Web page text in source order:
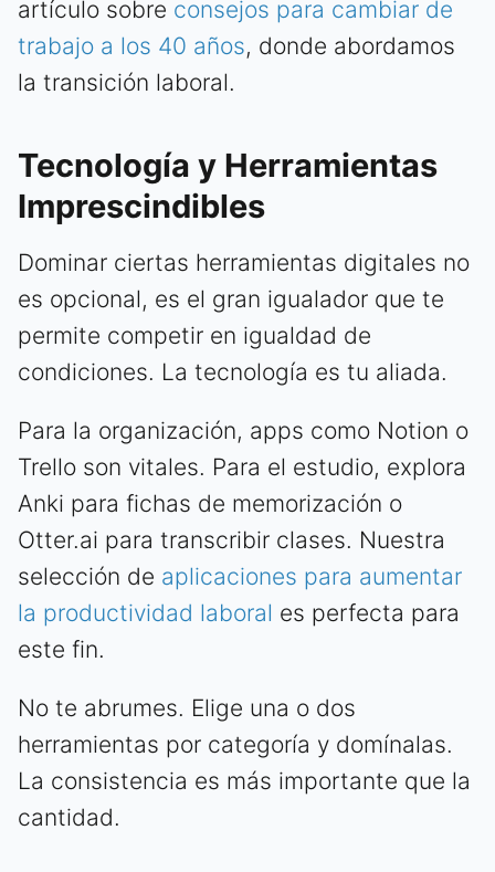
artículo sobre consejos para cambiar de
trabajo a los 40 años, donde abordamos
la transición laboral.
Tecnología y Herramientas
Imprescindibles
Dominar ciertas herramientas digitales no
es opcional, es el gran igualador que te
permite competir en igualdad de
condiciones. La tecnología es tu aliada.
Para la organización, apps como Notion o
Trello son vitales. Para el estudio, explora
Anki para fichas de memorización o
Otter.ai para transcribir clases. Nuestra
selección de aplicaciones para aumentar
la productividad laboral es perfecta para
este fin.
No te abrumes. Elige una o dos
herramientas por categoría y domínalas.
La consistencia es más importante que la
cantidad.